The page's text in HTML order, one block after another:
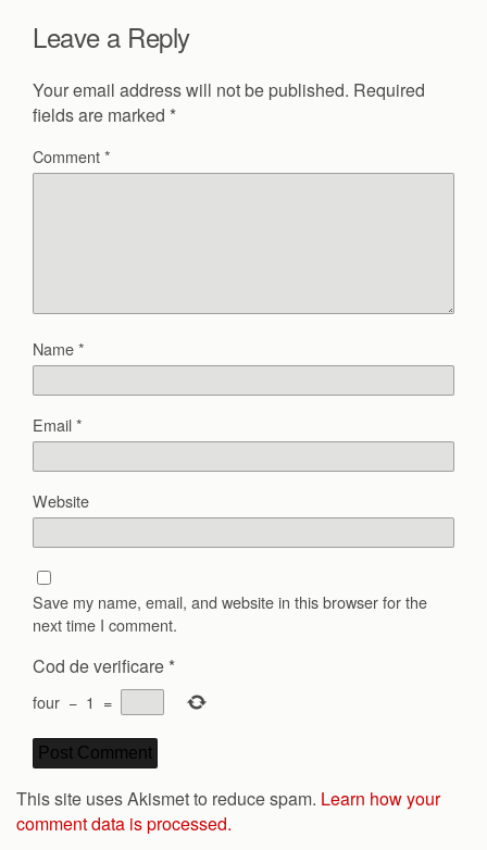
Leave a Reply
Your email address will not be published. Required
fields are marked *
Comment*
Name*
Email*
Website
Save my name, email, and website in this browser for the
next time I comment.
Cod de verificare *
four − 1 =
This site uses Akismet to reduce spam. Learn how your
comment data is processed.